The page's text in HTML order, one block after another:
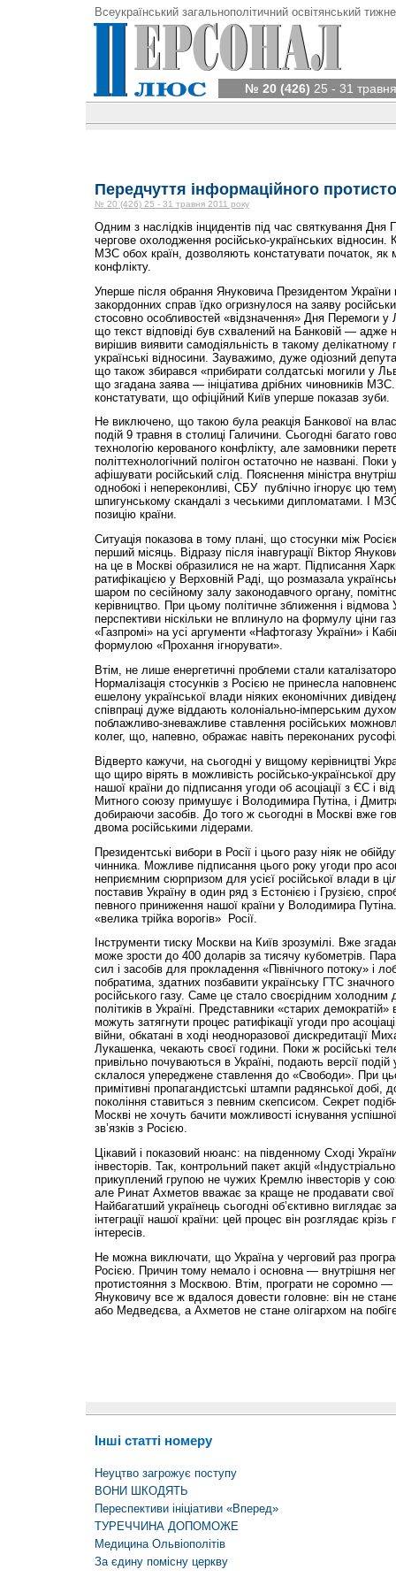
Всеукраїнський загальнополітичний освітянський
№ 20 (426) 25 - 31
Передчуття інформаційного
№ 20 (426) 25 - 31 травня 2011 року
Одним з наслідків інцидентів під час святкування Дня
чергове охолодження російсько-українських
МЗС обох країн, дозволяють констатувати початок, як
конфлікту.
Уперше після обрання Януковича Президентом України
закордонних справ їдко огризнулося на заяву
стосовно особливостей «відзначення» Дня Перемоги у
що текст відповіді був схвалений на Банковій — адже
вирішив виявити самодіяльність в такому делікатному
українські відносини. Зауважимо, дуже одіозний
що також збирався «прибирати солдатські могили у
що згадана заява — ініціатива дрібних чиновників
констатувати, що офіційний Київ уперше показав зуби.
Не виключено, що такою була реакція Банкової на
подій 9 травня в столиці Галичини. Сьогодні багато
технологію керованого конфлікту, але замовники
політтехнологічний полігон остаточно не названі.
афішувати російський слід. Пояснення мініс­тра
однобокі і непереконливі, СБУ публічно ігнорує цю
шпигунському скандалі з чеськими дипломатами. І
позицію країни.
Ситуація показова в тому плані, що стосунки між
перший місяць. Відразу після інавгурації Віктор
на це в Москві образилися не на жарт. Підписання
ратифікацією у Верховній Раді, що розмазала
шаром по сесійному залу законодавчого органу,
керівництво. При цьому політичне зближення і відмова
перспективи ніскільки не вплинуло на формулу ціни
«Газпромі» на усі аргументи «Нафтогазу України» і
формулою «Прохання ігнорувати».
Втім, не лише енергетичні проблеми стали
Нормалізація стосунків з Росією не принесла
ешелону української влади ніяких економічних
співпраці дуже віддають колоніально-ім­пер­ським
поблажливо-зневажливе ставлення російських
колег, що, напевно, ображає навіть переконаних
Відверто кажучи, на сьогодні у вищому керівництві
що щиро вірять в можливість російсько-української
нашої країни до підписання угоди об асоціації з ЄС і
Митного союзу примушує і Володимира Путіна, і
добираючи засобів. До того ж сьогодні в Москві вже
двома російськими лідерами.
Президентські вибори в Росії і цього разу ніяк не
чинника. Можливе підписання цього року угоди про
неприємним сюрпризом для усієї російської влади в
поставив Україну в один ряд з Естонією і Грузією,
певного приниження нашої країни у Володимира
«велика трійка ворогів» Росії.
Інструменти тиску Москви на Київ зрозумілі. Вже
може зрости до 400 доларів за тисячу кубометрів.
сил і засобів для прокладення «Північного потоку» і
побратима, здатних позбавити українську ГТС
російського газу. Саме це стало своєрідним холодним
політиків в Україні. Представники «старих демократій»
можуть затягнути процес ратифікації угоди про
війни, обкатані в ході неодноразової дискредитації
Лукашенка, чекають своєї години. Поки ж російські
привільно почуваються в Україні, подають версії
склалося упереджене ставлення до «Свободи». При
примітивні пропагандистські штампи радянської добі,
покоління ставиться з певним скепсисом. Секрет
Москві не хочуть бачити можливості існування
зв’язків з Росією.
Цікавий і показовий нюанс: на південному Сході
інвесторів. Так, контрольний пакет акцій
прикуплений групою не чужих Кремлю інвесторів у
але Ринат Ахметов вважає за краще не продавати свої
Найбагатший українець сьогодні об’єктивно виглядає
інтеграції нашої країни: цей процес він розглядає
інтересів.
Не можна виключати, що Україна у черговий раз
Росією. Причин тому немало і основна — внутрішня
протистояння з Москвою. Втім, програти не соромно —
Януковичу все ж вдалося довести головне: він не
або Медведєва, а Ахметов не стане олігархом на
Інші статті номеру
Неуцтво загрожує поступу
ВОНИ ШКОДЯТЬ
Переспективи ініціативи «Вперед»
ТУРЕЧЧИНА ДОПОМОЖЕ
Медицина Ольвіополітів
За єдину помісну церкву